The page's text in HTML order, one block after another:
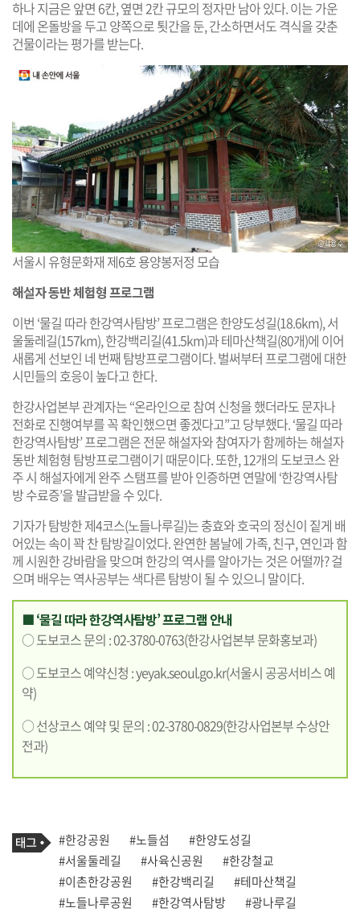
하나 지금은 앞면 6칸, 옆면 2칸 규모의 정자만 남아 있다. 이는 가운
데에 온돌방을 두고 양쪽으로 툇간을 둔, 간소하면서도 격식을 갖춘
건물이라는 평가를 받는다.
서울시 유형문화재 제6호 용양봉저정 모습
해설자 동반 체험형 프로그램
이번 ‘물길 따라 한강역사탐방’ 프로그램은 한양도성길(18.6km), 서
울둘레길(157km), 한강백리길(41.5km)과 테마산책길(80개)에 이어
새롭게 선보인 네 번째 탐방프로그램이다. 벌써부터 프로그램에 대한
시민들의 호응이 높다고 한다.
한강사업본부 관계자는 “온라인으로 참여 신청을 했더라도 문자나
전화로 진행여부를 꼭 확인했으면 좋겠다고”고 당부했다. ‘물길 따라
한강역사탐방’ 프로그램은 전문 해설자와 참여자가 함께하는 해설자
동반 체험형 탐방프로그램이기 때문이다. 또한, 12개의 도보코스 완
주 시 해설자에게 완주 스탬프를 받아 인증하면 연말에 ‘한강역사탐
방 수료증’을 발급받을 수 있다.
기자가 탐방한 제4코스(노들나루길)는 충효와 호국의 정신이 짙게 배
어있는 속이 꽉 찬 탐방길이었다. 완연한 봄날에 가족, 친구, 연인과 함
께 시원한 강바람을 맞으며 한강의 역사를 알아가는 것은 어떨까? 걸
으며 배우는 역사공부는 색다른 탐방이 될 수 있으니 말이다.
■ ‘물길 따라 한강역사탐방’ 프로그램 안내
○ 도보코스 문의 : 02-3780-0763(한강사업본부 문화홍보과)
○ 도보코스 예약신청 :yeyak.seoul.go.kr(서울시 공공서비스 예
약)
○ 선상코스 예약 및 문의 : 02-3780-0829(한강사업본부 수상안
전과)
기
사
관
련
태
그
태
그
#한강공원 #노들섬
#한양도성길
#서울둘레길
#사육신공원
#한강철교
#이촌한강공원
#한강백리길
#테마산책길
#노들나루공원
#한강역사탐방
#광나루길